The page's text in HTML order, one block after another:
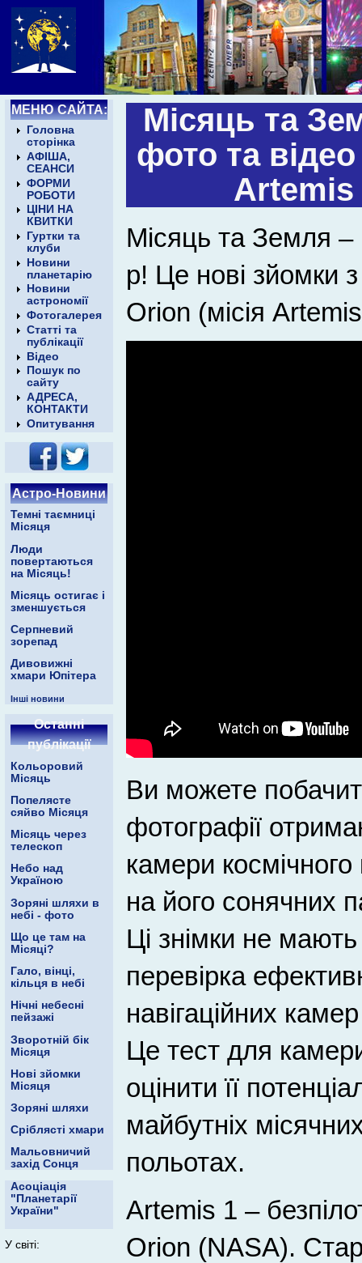
МЕНЮ САЙТА:
Головна
сторінка
АФІША,
СЕАНСИ
ФОРМИ
РОБОТИ
ЦІНИ НА
КВИТКИ
Гуртки та
клуби
Новини
планетарію
Новини
астрономії
Фотогалерея
Статті та
публікації
Відео
Пошук по
сайту
АДРЕСА,
КОНТАКТИ
Опитування
Астро-Новини
Темні таємниці
Місяця
Люди
повертаються
на Місяць!
Місяць остигає і
зменшується
Серпневий
зорепад
Дивовижні
хмари Юпітера
Інші новини
Останні
публікації
Кольоровий
Місяць
Попелясте
сяйво Місяця
Місяць через
телескоп
Небо над
Україною
Зоряні шляхи в
небі - фото
Що це там на
Місяці?
Гало, вінці,
кільця в небі
Нічні небесні
пейзажі
Зворотній бік
Місяця
Нові зйомки
Місяця
Зоряні шляхи
Сріблясті хмари
Мальовничий
захід Сонця
Асоціація
"Планетарії
України"
У світі:
Місяць та
фото та
Artemis
Місяць та Земля –
р! Це нові зйомки
Orion (місія
Ви можете
фотографії
камери
на його сонячних
Ці знімки не мають
перевірка
навігаційних
Це тест для
оцінити її
майбутніх
польотах.
Artemis 1 –
Orion (NASA).